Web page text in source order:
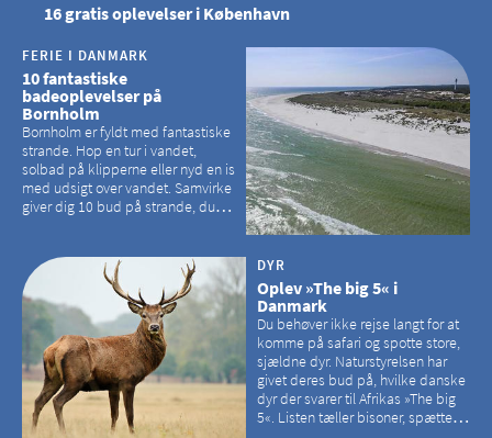
16 gratis oplevelser i København
FERIE I DANMARK
10 fantastiske
badeoplevelser på
Bornholm
Bornholm er fyldt med fantastiske
strande. Hop en tur i vandet,
solbad på klipperne eller nyd en is
med udsigt over vandet. Samvirke
giver dig 10 bud på strande, du
DYR
Oplev »The big 5« i
Danmark
Du behøver ikke rejse langt for at
komme på safari og spotte store,
sjældne dyr. Naturstyrelsen har
givet deres bud på, hvilke danske
dyr der svarer til Afrikas »The big
5«. Listen tæller bisoner, spættede